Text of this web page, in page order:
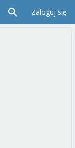
Zaloguj się